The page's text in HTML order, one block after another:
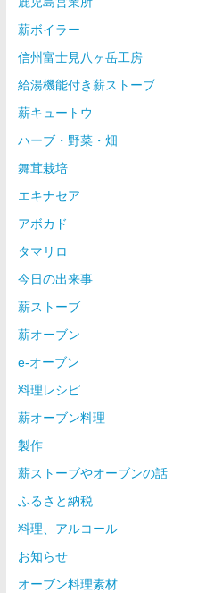
薪ボイラー
信州富士見八ヶ岳工房
給湯機能付き薪ストーブ
薪キュートウ
ハーブ・野菜・畑
舞茸栽培
エキナセア
アボカド
タマリロ
今日の出来事
薪ストーブ
薪オーブン
e-オーブン
料理レシピ
薪オーブン料理
製作
薪ストーブやオーブンの話
ふるさと納税
料理、アルコール
お知らせ
オーブン料理素材